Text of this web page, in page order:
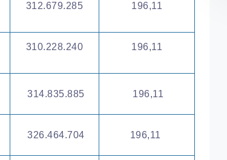
312.679.285 196,11
310.228.240 196,11
314.835.885 196,11
326.464.704 196,11